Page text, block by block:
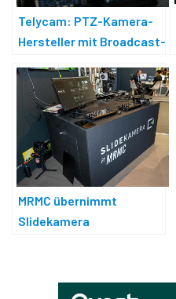
Telycam: PTZ-Kamera-
Hersteller mit Broadcast-
MRMC übernimmt
Slidekamera